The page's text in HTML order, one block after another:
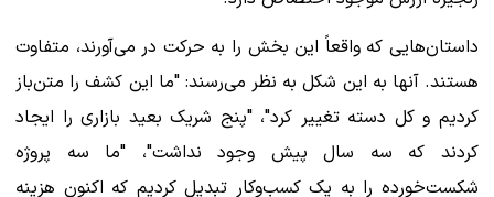
داستان‌هایی که واقعاً این بخش را به حرکت در می‌آورند، متفاوت
هستند. آنها به این شکل به نظر می‌رسند: "ما این کشف را متن‌باز
کردیم و کل دسته تغییر کرد"، "پنج شریک بعید بازاری را ایجاد
کردند که سه سال پیش وجود نداشت"، "ما سه پروژه
شکست‌خورده را به یک کسب‌وکار تبدیل کردیم که اکنون هزینه